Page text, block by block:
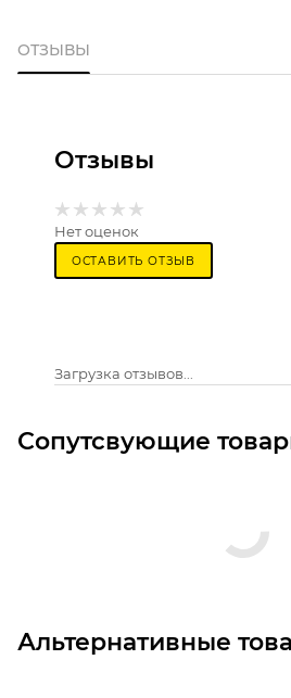
ОТЗЫВЫ
Отзывы
Нет оценок
ОСТАВИТЬ ОТЗЫВ
Загрузка отзывов...
Сопутсвующие
Альтернативные